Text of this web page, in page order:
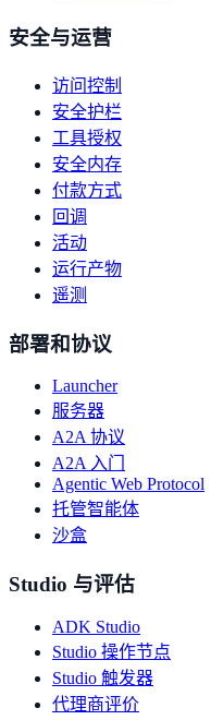
安全与运营
访问控制
安全护栏
工具授权
安全内存
付款方式
回调
活动
运行产物
遥测
部署和协议
Launcher
服务器
A2A 协议
A2A 入门
Agentic Web Protocol
托管智能体
沙盒
Studio 与评估
ADK Studio
Studio 操作节点
Studio 触发器
代理商评价